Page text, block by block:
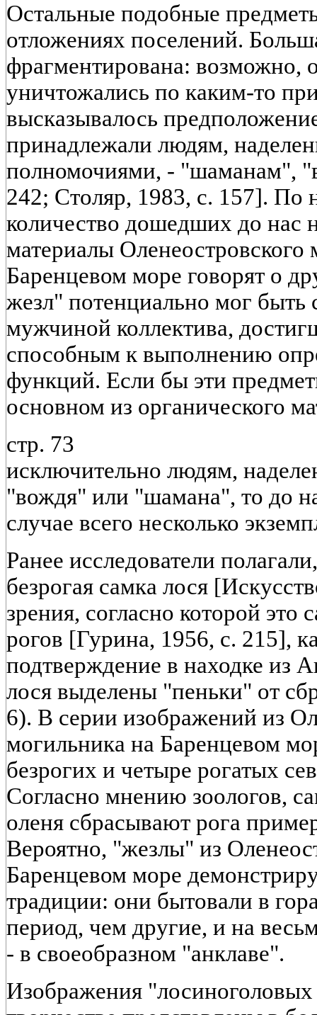
Остальные подобные
отложениях поселений.
фрагментирована: возможно,
уничтожались по каким-то
высказывалось
принадлежали людям,
полномочиями, - "шаманам",
242; Столяр, 1983, с. 157].
количество дошедших до нас
материалы Оленеостровского
Баренцевом море говорят о
жезл" потенциально мог быть
мужчиной коллектива,
способным к выполнению
функций. Если бы эти
основном из органического
стр. 73
исключительно людям,
"вождя" или "шамана", то до
случае всего несколько
Ранее исследователи
безрогая самка лося
зрения, согласно которой это
рогов [Гурина, 1956, с. 215],
подтверждение в находке из
лося выделены "пеньки" от
6). В серии изображений из
могильника на Баренцевом
безрогих и четыре рогатых
Согласно мнению зоологов,
оленя сбрасывают рога
Вероятно, "жезлы" из
Баренцевом море
традиции: они бытовали в
период, чем другие, и на
- в своеобразном "анклаве".
Изображения